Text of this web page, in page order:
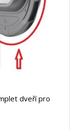
dveří pro